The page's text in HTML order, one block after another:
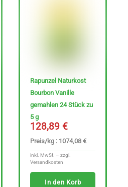
Rapunzel Naturkost
Bourbon Vanille
gemahlen 24 Stück zu
5 g
128,89€
Preis/kg : 1074,08 €
inkl. MwSt. – zzgl.
Versandkosten
In den Korb